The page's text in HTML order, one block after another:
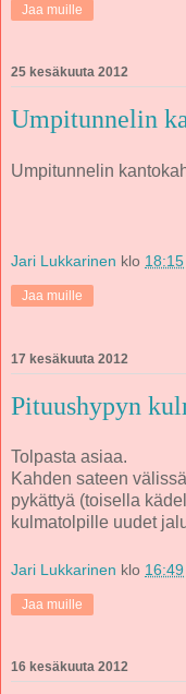
Jaa muille
25 kesäkuuta 2012
Umpitunnelin
Umpitunnelin
Jari Lukkarinen klo 18:15
Jaa muille
17 kesäkuuta 2012
Pituushypyn
Tolpasta asiaa.
Kahden sateen
pykättyä (toisella
kulmatolpille uudet
Jari Lukkarinen klo 16:49
Jaa muille
16 kesäkuuta 2012